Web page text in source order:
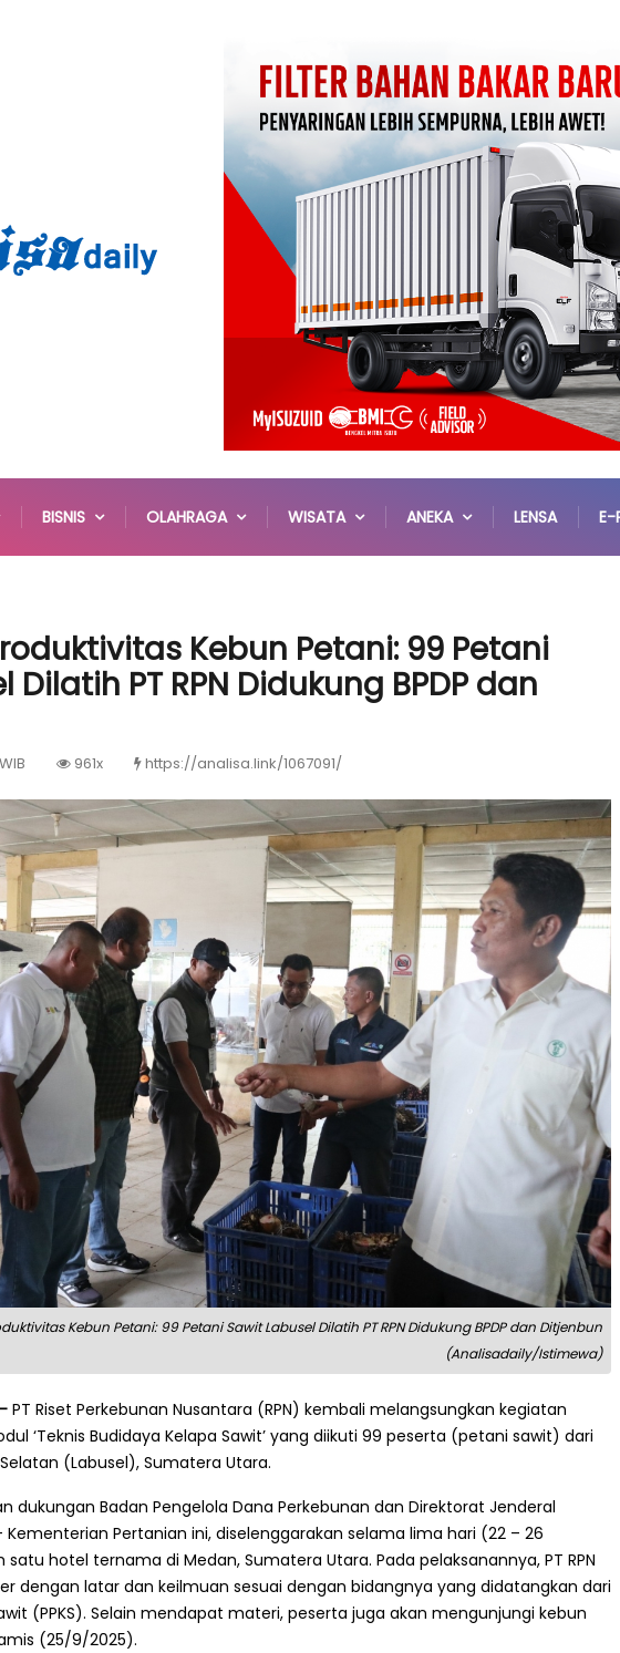
BISNIS OLAHRAGA WISATA ANEKA LENSA E-
Kebun Petani: 99 Petani
Dilatih PT RPN Didukung BPDP dan
961x https://analisa.link/1067091/
Kebun Petani: 99 Petani Sawit Labusel Dilatih PT RPN Didukung BPDP dan Ditjenbun
(Analisadaily/Istimewa)
PT Riset Perkebunan Nusantara (RPN) kembali melangsungkan kegiatan
‘Teknis Budidaya Kelapa Sawit’ yang diikuti 99 peserta (petani sawit) dari
(Labusel), Sumatera Utara.
dukungan Badan Pengelola Dana Perkebunan dan Direktorat Jenderal
Pertanian ini, diselenggarakan selama lima hari (22 – 26
hotel ternama di Medan, Sumatera Utara. Pada pelaksanannya, PT RPN
dengan latar dan keilmuan sesuai dengan bidangnya yang didatangkan dari
(PPKS). Selain mendapat materi, peserta juga akan mengunjungi kebun
(25/9/2025).